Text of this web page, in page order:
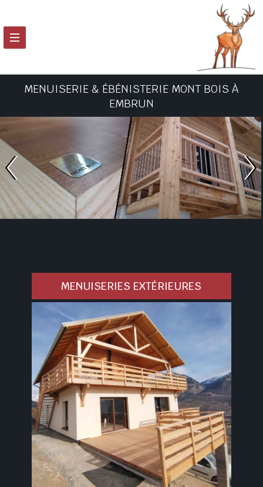
MENUISERIE & ÉBÉNISTERIE MONT BOIS À
EMBRUN
MENUISERIES EXTÉRIEURES